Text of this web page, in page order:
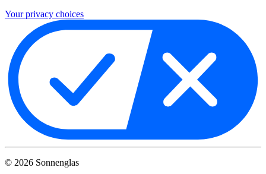
Your privacy choices
© 2026 Sonnenglas